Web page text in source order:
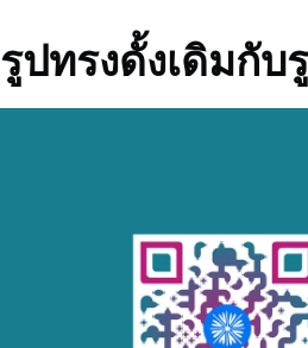
รูปทรงดั้งเดิมกั